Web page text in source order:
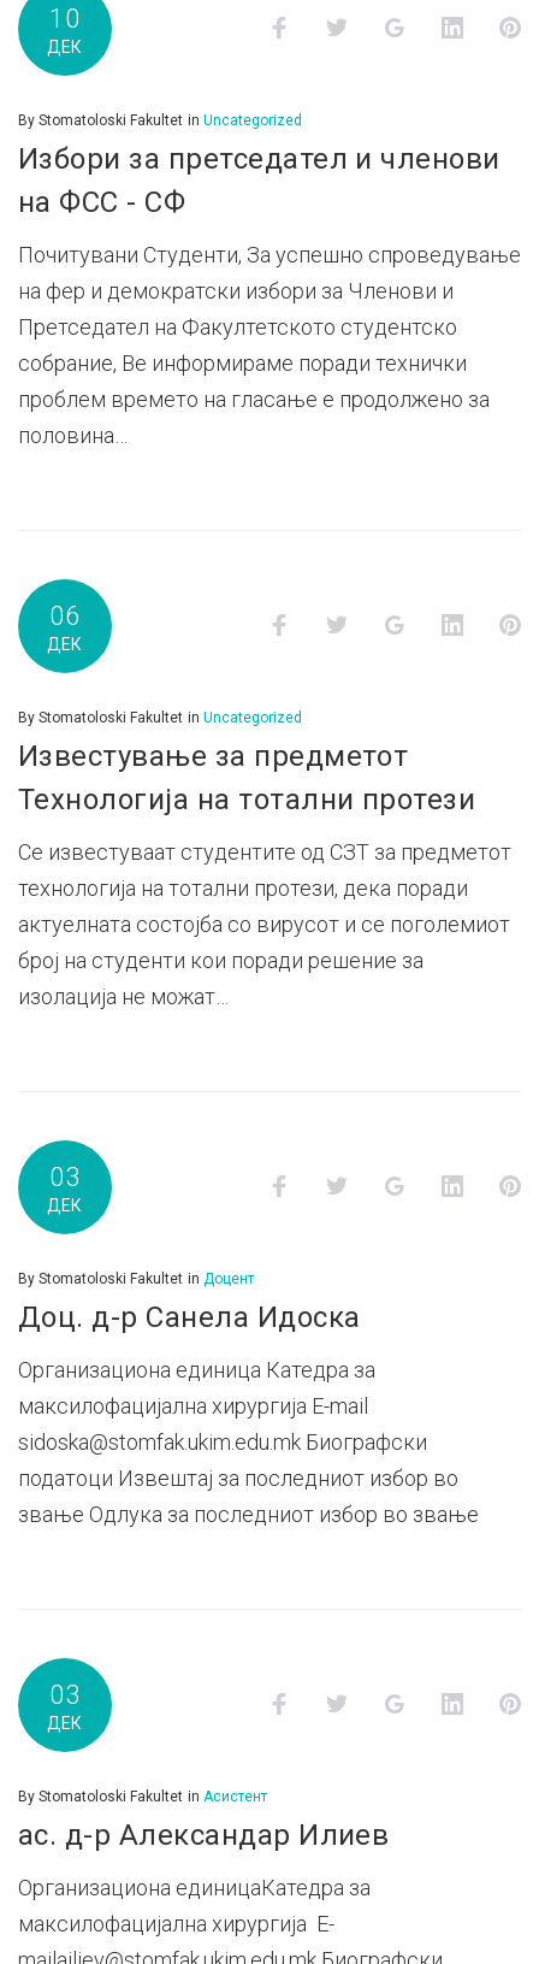
10
ДЕК
FacebookTwitter Google+
By Stomatoloski Fakultet in Uncategorized
Избори за претседател и членови
на ФСС - СФ
Почитувани Студенти, За успешно спроведување
на фер и демократски избори за Членови и
Претседател на Факултетското студентско
собрание, Ве информираме поради технички
проблем времето на гласање е продолжено за
половина…
06
ДЕК
FacebookTwitter Google+
By Stomatoloski Fakultet in Uncategorized
Известување за предметот
Технологија на тотални протези
Се известуваат студентите од СЗТ за предметот
технологија на тотални протези, дека поради
актуелната состојба со вирусот и се поголемиот
број на студенти кои поради решение за
изолација не можат…
03
ДЕК
FacebookTwitter Google+
By Stomatoloski Fakultet in Доцент
Доц. д-р Санела Идоска
Организациона единица Катедра за
максилофацијална хирургија E-mail
sidoska@stomfak.ukim.edu.mk Биографски
податоци Извештај за последниот избор во
звање Одлука за последниот избор во звање
03
ДЕК
FacebookTwitter Google+
By Stomatoloski Fakultet in Асистент
ас. д-р Александар Илиев
Организациона единицаКатедра за
максилофацијална хирургија E-